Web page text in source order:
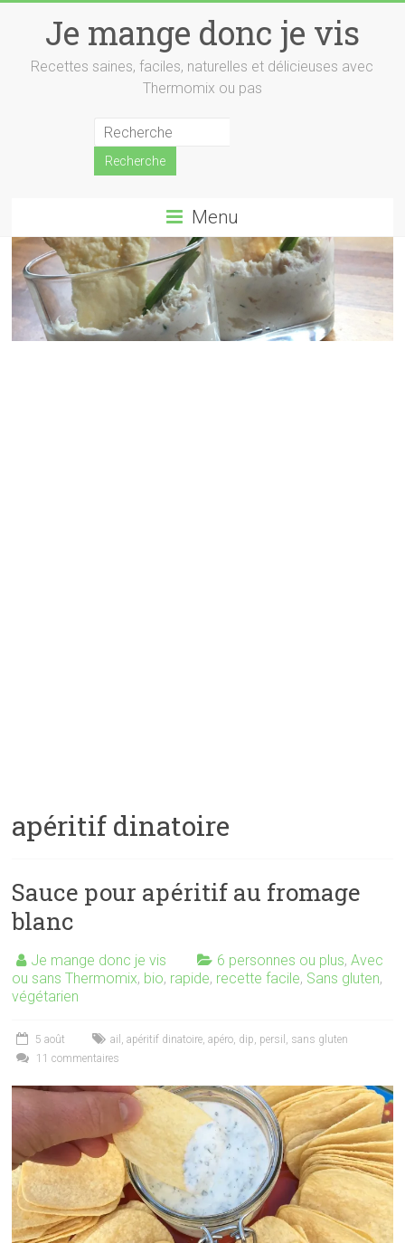
contentJe mange donc je vis
Recettes saines, faciles, naturelles et délicieuses avec
Thermomix ou pas
Menu
apéritif dinatoire
Sauce pour apéritif au fromage
blanc
Je mange donc je vis 6 personnes ou plus,Avec
ou sans Thermomix, bio, rapide, recette facile, Sans gluten,
végétarien
5 août ail ,apéritif dinatoire,apéro, dip, persil , sans gluten
11 commentaires